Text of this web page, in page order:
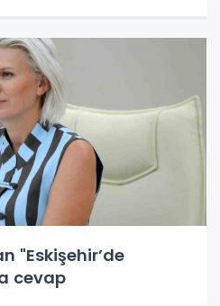
"Eskişehir’de
cevap